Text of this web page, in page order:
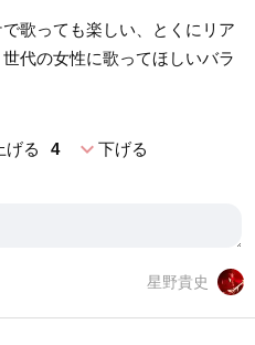
歌っても楽しい、とくにリア
代の女性に歌ってほしいバラ
げる 4 expand_more下げる
星野貴史